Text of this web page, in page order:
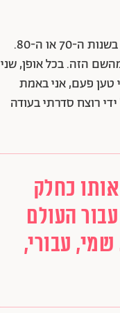
בניגוד ליעל או תמר, השם שרון לא חזר בגלגל השמות. מעטות הן השרוניות שלא נולדו בשנות ה-70 או ה-80.
הזה. בכל אופן, שני
טען פעם, אני באמת
רוצח סדרתי בעודה
כחלק
העולם
עבורי,